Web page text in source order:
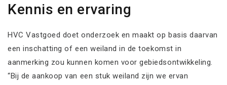
Kennis en ervaring
HVC Vastgoed doet onderzoek en maakt op basis daarvan
een inschatting of een weiland in de toekomst in
aanmerking zou kunnen komen voor gebiedsontwikkeling.
“Bij de aankoop van een stuk weiland zijn we ervan